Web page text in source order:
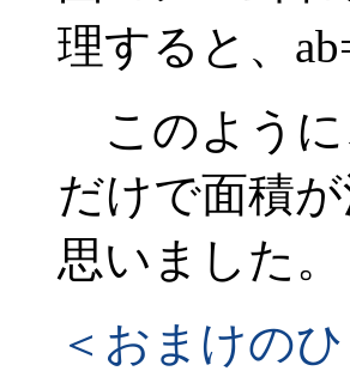
理すると、
このように
だけで面積
思いました。
＜おまけの